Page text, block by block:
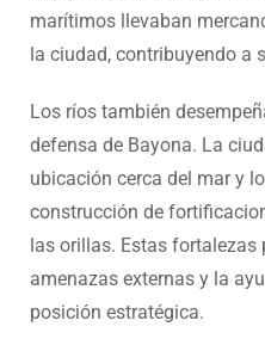
marítimos llevaban
la ciudad, contribuyendo a
Los ríos también
defensa de Bayona. La
ubicación cerca del mar y
construcción de
las orillas. Estas fortalezas
amenazas externas y la
posición estratégica.